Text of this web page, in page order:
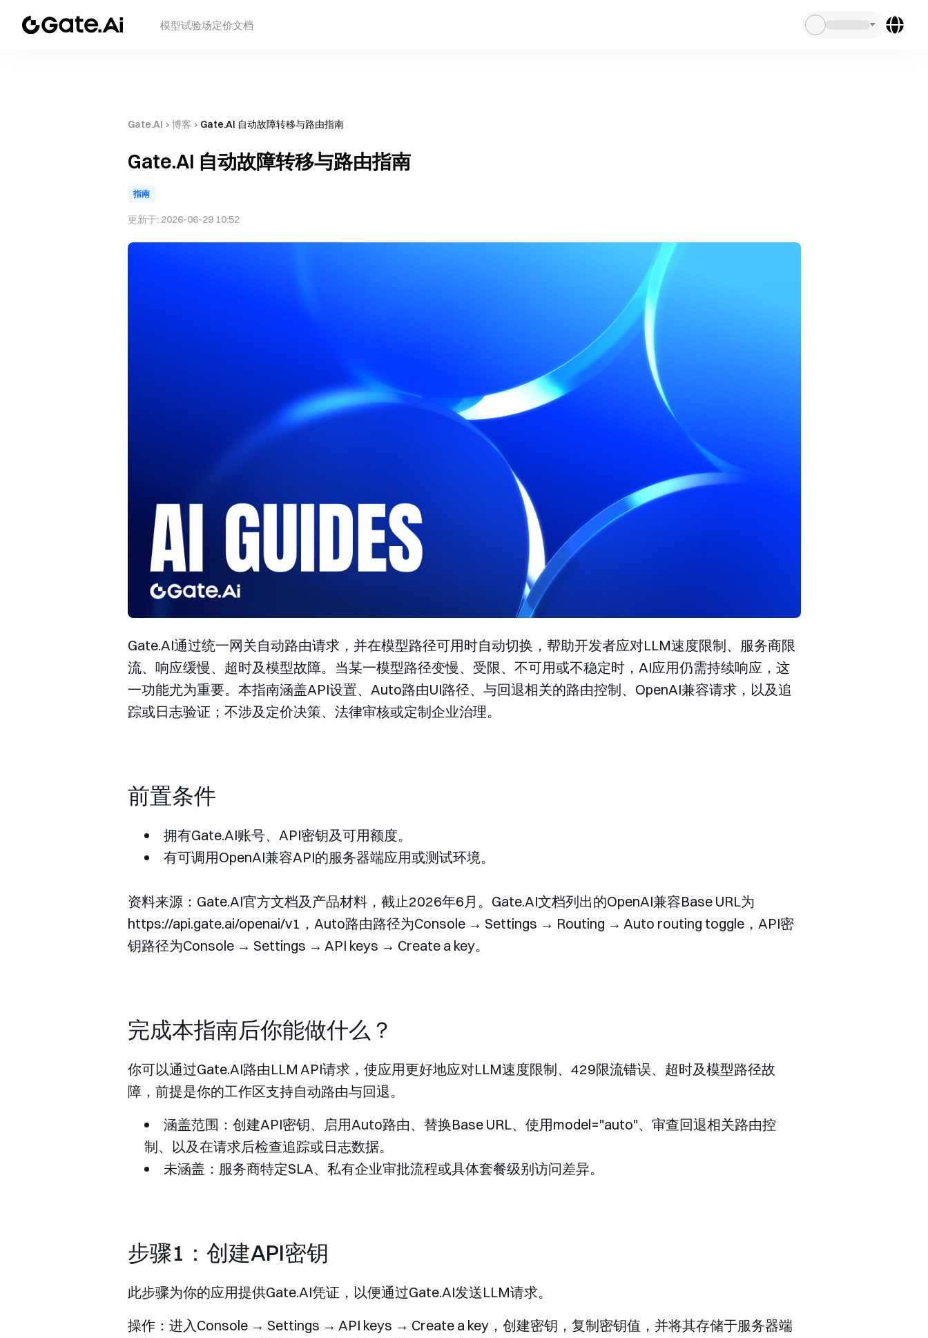
模型试验场定价文档
Gate.AI › 博客 › Gate.AI 自动故障转移与路由指南
Gate.AI 自动故障转移与路由指南
指南
更新于: 2026-06-29 10:52
Gate.AI通过统一网关自动路由请求，并在模型路径可用时自动切换，帮助开发者应对LLM速度限制、服务商限
流、响应缓慢、超时及模型故障。当某一模型路径变慢、受限、不可用或不稳定时，AI应用仍需持续响应，这
一功能尤为重要。本指南涵盖API设置、Auto路由UI路径、与回退相关的路由控制、OpenAI兼容请求，以及追
踪或日志验证；不涉及定价决策、法律审核或定制企业治理。
前置条件
拥有Gate.AI账号、API密钥及可用额度。
有可调用OpenAI兼容API的服务器端应用或测试环境。
资料来源：Gate.AI官方文档及产品材料，截止2026年6月。Gate.AI文档列出的OpenAI兼容Base URL为
https://api.gate.ai/openai/v1 ，Auto路由路径为Console → Settings → Routing → Auto routing toggle，API密
钥路径为Console → Settings → API keys → Create a key。
完成本指南后你能做什么？
你可以通过Gate.AI路由LLM API请求，使应用更好地应对LLM速度限制、429限流错误、超时及模型路径故
障，前提是你的工作区支持自动路由与回退。
涵盖范围：创建API密钥、启用Auto路由、替换Base URL、使用model="auto"、审查回退相关路由控
制、以及在请求后检查追踪或日志数据。
未涵盖：服务商特定SLA、私有企业审批流程或具体套餐级别访问差异。
步骤1：创建API密钥
此步骤为你的应用提供Gate.AI凭证，以便通过Gate.AI发送LLM请求。
操作：进入Console → Settings → API keys → Create a key，创建密钥，复制密钥值，并将其存储于服务器端